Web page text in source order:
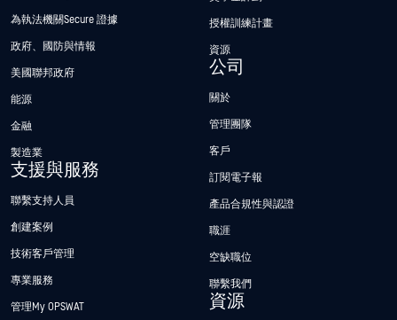
為執法機關Secure 證據
政府、國防與情報
美國聯邦政府
能源
金融
製造業
支援與服務
聯繫支持人員
創建案例
技術客戶管理
專業服務
管理My OPSWAT
授權訓練計畫
資源
公司
關於
管理團隊
客戶
訂閱電子報
產品合規性與認證
職涯
空缺職位
聯繫我們
資源